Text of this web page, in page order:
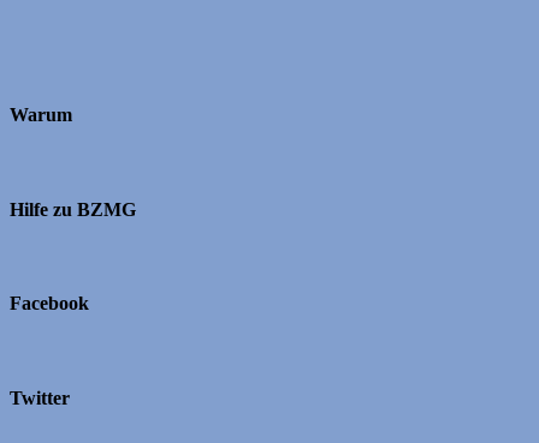
Warum
Hilfe zu BZMG
Facebook
Twitter